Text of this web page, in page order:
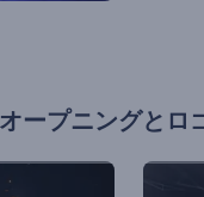
オープニングとロ